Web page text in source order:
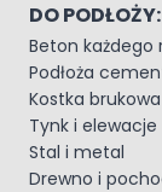
DO PODŁOŻY:
Beton każdego
Podłoża
Kostka brukowa
Tynk i elewacje
Stal i metal
Drewno i